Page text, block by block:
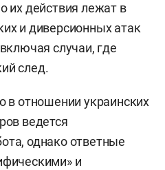
их действия лежат в
и диверсионных атак
случаи, где
след.
в отношении украинских
ведется
однако ответные
и